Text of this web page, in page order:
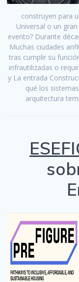
construyen para
Universal o un
evento? Durante
Muchas ciudades
tras cumplir su
infrautilizadas o
y La entrada
qué los
arquitectura